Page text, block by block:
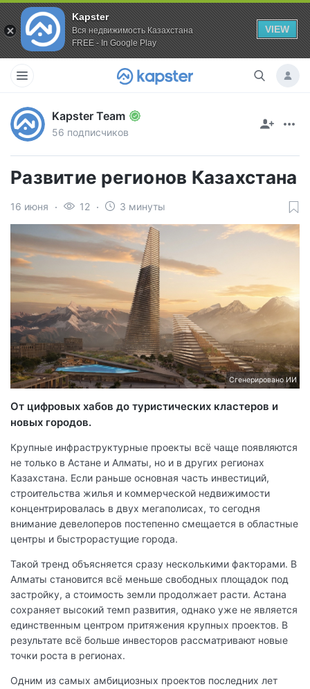
Kapster
Вся недвижимость Казахстана
FREE - In Google Play
VIEW
Kapster Team
56 подписчиков
Развитие регионов Казахстана
16 июня 12 3 минуты
Сгенерировано ИИ
От цифровых хабов до туристических кластеров и
новых городов.
Крупные инфраструктурные проекты всё чаще появляются
не только в Астане и Алматы, но и в других регионах
Казахстана. Если раньше основная часть инвестиций,
строительства жилья и коммерческой недвижимости
концентрировалась в двух мегаполисах, то сегодня
внимание девелоперов постепенно смещается в областные
центры и быстрорастущие города.
Такой тренд объясняется сразу несколькими факторами. В
Алматы становится всё меньше свободных площадок под
застройку, а стоимость земли продолжает расти. Астана
сохраняет высокий темп развития, однако уже не является
единственным центром притяжения крупных проектов. В
результате всё больше инвесторов рассматривают новые
точки роста в регионах.
Одним из самых амбициозных проектов последних лет